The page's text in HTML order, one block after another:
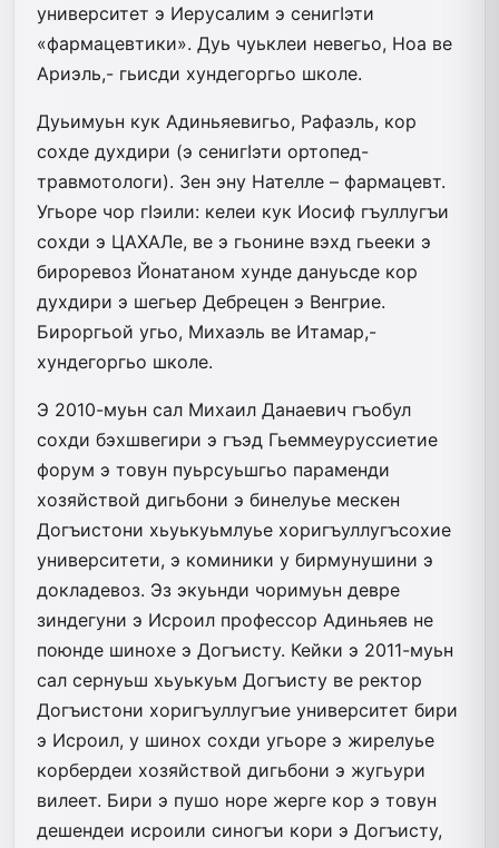
университет э Иерусалим э сенигIэти
«фармацевтики». Дуь чуьклеи невегьо, Ноа ве
Ариэль,- гьисди хундегоргьо школе.
Дуьимуьн кук Адиньяевигьо, Рафаэль, кор
сохде духдири (э сенигIэти ортопед-
травмотологи). Зен эну Нателле – фармацевт.
Угьоре чор гIэили: келеи кук Иосиф гъуллугъи
сохди э ЦАХАЛе, ве э гьонине вэхд гьееки э
бироревоз Йонатаном хунде дануьсде кор
духдири э шегьер Дебрецен э Венгрие.
Бироргьой угьо, Михаэль ве Итамар,-
хундегоргьо школе.
Э 2010-муьн сал Михаил Данаевич гъобул
сохди бэхшвегири э гъэд Гьеммеуруссиетие
форум э товун пуьрсуьшгьо параменди
хозяйствой дигьбони э бинелуье мескен
Догъистони хьуькуьмлуье хоригъуллугъсохие
университети, э коминики у бирмунушини э
докладевоз. Эз экуьнди чоримуьн девре
зиндегуни э Исроил профессор Адиньяев не
поюнде шинохе э Догъисту. Кейки э 2011-муьн
сал сернуьш хьуькуьм Догъисту ве ректор
Догъистони хоригъуллугъие университет бири
э Исроил, у шинох сохди угьоре э жирелуье
корбердеи хозяйствой дигьбони э жугьури
вилеет. Бири э пушо норе жерге кор э товун
дешендеи исроили синогъи кори э Догъисту,